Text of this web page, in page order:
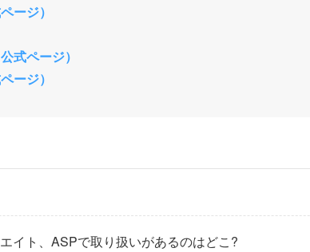
ージ）
式ページ）
ージ）
イト、ASPで取り扱いがあるのはどこ?